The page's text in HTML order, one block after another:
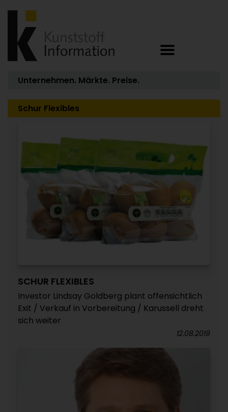
Unternehmen. Märkte. Preise.
Schur Flexibles
SCHUR FLEXIBLES
Investor Lindsay Goldberg plant offensichtlich
Exit / Verkauf in Vorbereitung / Karussell dreht
sich weiter
12.08.2019